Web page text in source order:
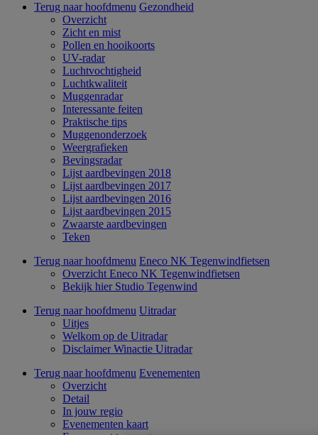
Terug naar hoofdmenu Gezondheid
Overzicht
Zicht en mist
Pollen en hooikoorts
UV-radar
Luchtvochtigheid
Luchtkwaliteit
Muggenradar
Interessante feiten
Praktische tips
Muggenonderzoek
Weergrafieken
Bevingsradar
Lijst aardbevingen 2018
Lijst aardbevingen 2017
Lijst aardbevingen 2016
Lijst aardbevingen 2015
Zwaarste aardbevingen
Teken
Terug naar hoofdmenu Eneco NK Tegenwindfietsen
Overzicht Eneco NK Tegenwindfietsen
Bekijk hier Studio Tegenwind
Terug naar hoofdmenu Uitradar
Uitjes
Welkom op de Uitradar
Disclaimer Winactie Uitradar
Terug naar hoofdmenu Evenementen
Overzicht
Detail
In jouw regio
Evenementen kaart